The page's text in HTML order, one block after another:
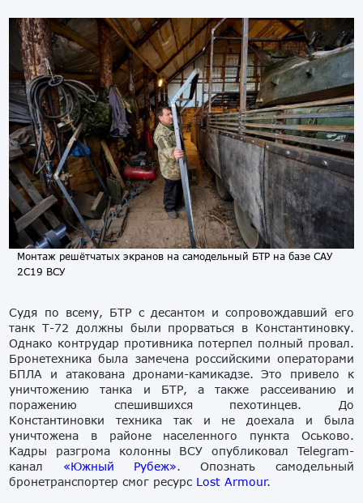
Монтаж решётчатых экранов на самодельный БТР на базе САУ
2С19 ВСУ
Судя по всему, БТР с десантом и сопровождавший его
танк Т-72 должны были прорваться в Константиновку.
Однако контрудар противника потерпел полный провал.
Бронетехника была замечена российскими операторами
БПЛА и атакована дронами-камикадзе. Это привело к
уничтожению танка и БТР, а также рассеиванию и
поражению спешившихся пехотинцев. До
Константиновки техника так и не доехала и была
уничтожена в районе населенного пункта Оськово.
Кадры разгрома колонны ВСУ опубликовал Telegram-
канал «Южный Рубеж». Опознать самодельный
бронетранспортер смог ресурс Lost Armour.